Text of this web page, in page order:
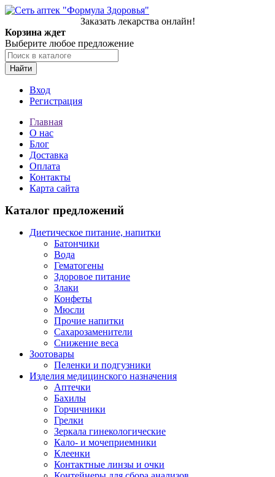
Заказать лекарства онлайн!
Корзина ждет
Выберите любое предложение
Найти
Вход
Регистрация
Главная
О нас
Блог
Доставка
Оплата
Контакты
Карта сайта
Каталог предложений
Диетическое питание, напитки
Батончики
Вода
Гематогены
Здоровое питание
Злаки
Конфеты
Мюсли
Прочие напитки
Сахарозаменители
Снижение веса
Зоотовары
Пеленки и подгузники
Изделия медицинского назначения
Аптечки
Бахилы
Горчичники
Грелки
Зеркала гинекологические
Кало- и мочеприемники
Клеенки
Контактные линзы и очки